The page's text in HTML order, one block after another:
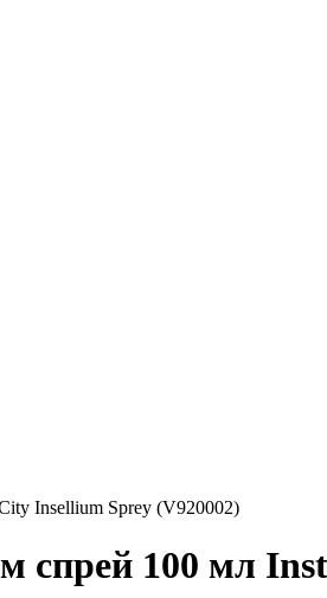
Insellium Sprey (V920002)
спрей 100 мл